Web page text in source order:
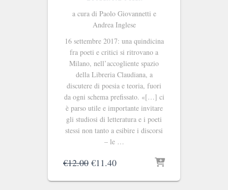
a cura di Paolo Giovannetti e
Andrea Inglese
16 settembre 2017: una quindicina
fra poeti e critici si ritrovano a
Milano, nell’accogliente spazio
della Libreria Claudiana, a
discutere di poesia e teoria, fuori
da ogni schema prefissato. «[…] ci
è parso utile e importante invitare
gli studiosi di letteratura e i poeti
stessi non tanto a esibire i discorsi
– le …
€12.00 Il
originale
€11.40Il
attuale